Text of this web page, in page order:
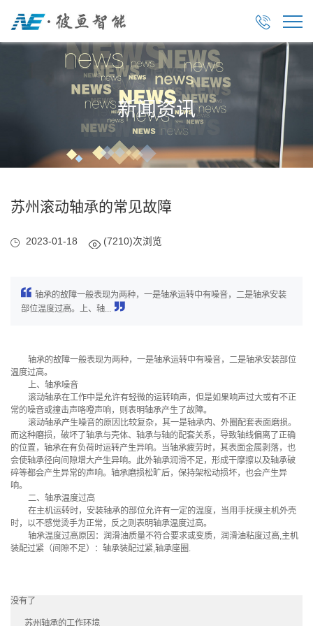

新闻资讯
苏州滚动轴承的常见故障
2023-01-18 (7210)次浏览
轴承的故障一般表现为两种，一是轴承运转中有噪音，二是轴承安装
部位温度过高。上、轴...
轴承的故障一般表现为两种，一是轴承运转中有噪音，二是轴承安装部位
温度过高。
上、轴承噪音
滚动轴承在工作中是允许有轻微的运转响声，但是如果响声过大或有不正
常的噪音或撞击声咯噔声响，则表明轴承产生了故障。
滚动轴承产生噪音的原因比较复杂，其一是轴承内、外圈配套表面磨损。
而这种磨损，破坏了轴承与壳体、轴承与轴的配套关系，导致轴线偏离了正确
的位置，轴承在有负荷时运转产生异响。当轴承疲劳时，其表面金属剥落，也
会使轴承径向间隙增大产生异响。此外轴承润滑不足，形成干摩擦以及轴承破
碎等都会产生异常的声响。轴承磨损松旷后，保持架松动损坏，也会产生异
响。
二、轴承温度过高
在主机运转时，安装轴承的部位允许有一定的温度，当用手抚摸主机外壳
时，以不感觉烫手为正常，反之则表明轴承温度过高。
轴承温度过高原因：润滑油质量不符合要求或变质，润滑油粘度过高,主机
装配过紧（间隙不足）：轴承装配过紧,轴承座圈.
没有了
苏州轴承的工作环境